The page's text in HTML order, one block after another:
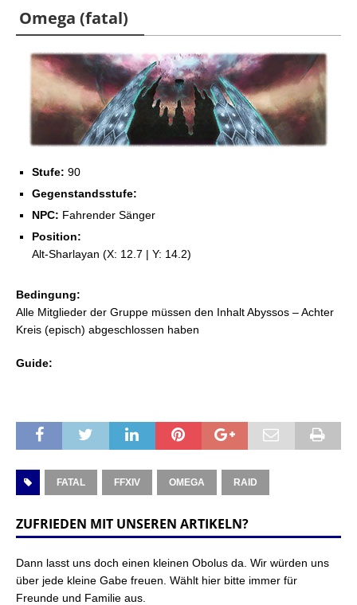
Omega (fatal)
Stufe: 90
Gegenstandsstufe:
NPC: Fahrender Sänger
Position:
Alt-Sharlayan (X: 12.7 | Y: 14.2)
Bedingung:
Alle Mitglieder der Gruppe müssen den Inhalt Abyssos – Achter
Kreis (episch) abgeschlossen haben
Guide:
FATAL FFXIV OMEGA RAID
ZUFRIEDEN MIT UNSEREN ARTIKELN?
Dann lasst uns doch einen kleinen Obolus da. Wir würden uns
über jede kleine Gabe freuen. Wählt hier bitte immer für
Freunde und Familie aus.